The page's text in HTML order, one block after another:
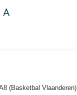
A
(Basketbal Vlaanderen)